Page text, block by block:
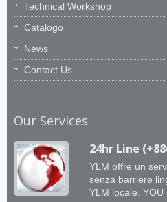
Technical Workshop
Catalogo
News
Contact Us
Our Services
24hr Line
YLM offre un
senza barriere
YLM locale.